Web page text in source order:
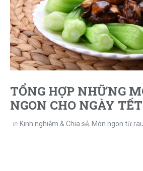
TỔNG HỢP NHỮNG
NGON CHO NGÀY TẾT
in Kinh nghiệm & Chia sẻ, Món ngon từ rau